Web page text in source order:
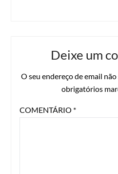
Deixe um
O seu endereço de email
obrigatórios
COMENTÁRIO *